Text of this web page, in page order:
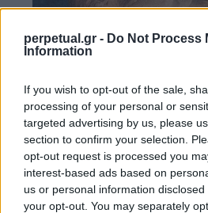
perpetual.gr - Do Not Process
Information
If you wish to opt-out of the sale,
processing of your personal or
targeted advertising by us, please
section to confirm your selection.
opt-out request is processed you
interest-based ads based on
us or personal information
your opt-out. You may separately
Ο φύλακας Άγγελος
Ένα από τα πιο γνωστά
είναι εμφανές, είναι ο
καλύπτει σχεδόν ολόκληρη
είναι αφιερωμένο στους δυο